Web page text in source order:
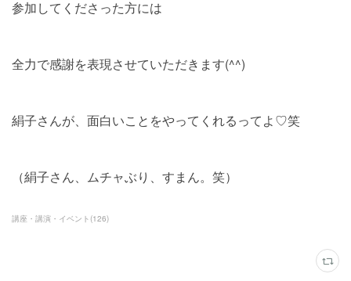
参加してくださった方には
全力で感謝を表現させていただきます(^^)
絹子さんが、面白いことをやってくれるってよ♡笑
（絹子さん、ムチャぶり、すまん。笑）
講座・講演・イベント (126)